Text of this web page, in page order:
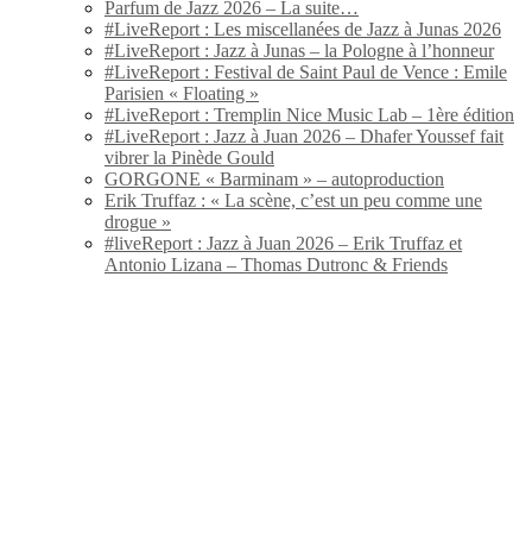
Parfum de Jazz 2026 – La suite…
#LiveReport : Les miscellanées de Jazz à Junas 2026
#LiveReport : Jazz à Junas – la Pologne à l’honneur
#LiveReport : Festival de Saint Paul de Vence : Emile
Parisien « Floating »
#LiveReport : Tremplin Nice Music Lab – 1ère édition
#LiveReport : Jazz à Juan 2026 – Dhafer Youssef fait
vibrer la Pinède Gould
GORGONE « Barminam » – autoproduction
Erik Truffaz : « La scène, c’est un peu comme une
drogue »
#liveReport : Jazz à Juan 2026 – Erik Truffaz et
Antonio Lizana – Thomas Dutronc & Friends